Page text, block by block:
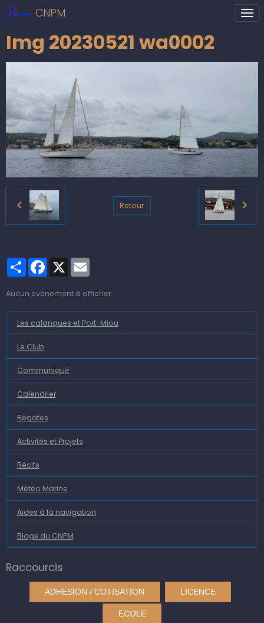
CNPM
Img 20230521 wa0002
Retour
PartagerFacebook
X
Aucun évènement à afficher.
Les calanques et Port-Miou
Le Club
Communiqué
Calendrier
Régates
Activités et Projets
Récits
Météo Marine
Aides à la navigation
Blogs du CNPM
Raccourcis
ADHESION / COTISATION LICENCE
ECOLE